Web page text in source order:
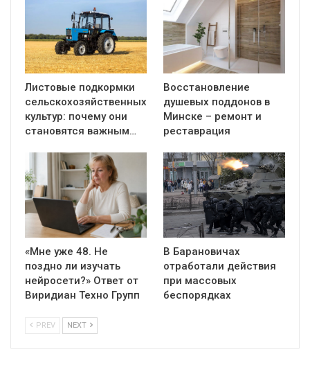
Листовые подкормки
сельскохозяйственных
культур: почему они
становятся важным…
Восстановление
душевых поддонов в
Минске – ремонт и
реставрация
«Мне уже 48. Не
поздно ли изучать
нейросети?» Ответ от
Виридиан Техно Групп
В Барановичах
отработали действия
при массовых
беспорядках
PREV NEXT